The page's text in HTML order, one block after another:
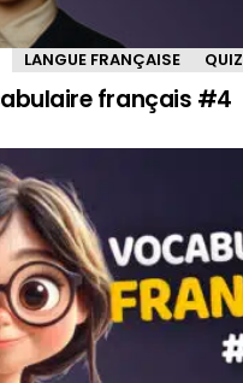
LANGUE FRANÇAISE QUIZ
français #4